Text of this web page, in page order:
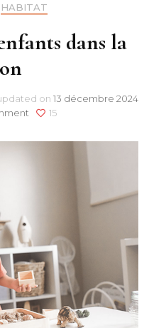
HABITAT
dans la
on 13 décembre 2024
on
bien-
maison
15